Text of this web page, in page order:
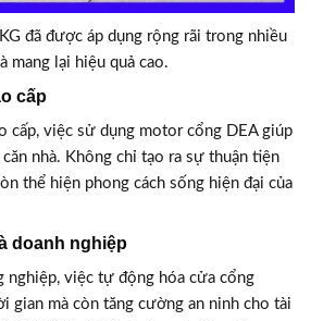
đã được áp dụng rộng rãi trong nhiều
mang lại hiệu quả cao.
cấp
cấp, việc sử dụng motor cổng DEA giúp
căn nhà. Không chỉ tạo ra sự thuận tiện
thể hiện phong cách sống hiện đại của
doanh nghiệp
nghiệp, việc tự động hóa cửa cổng
gian mà còn tăng cường an ninh cho tài